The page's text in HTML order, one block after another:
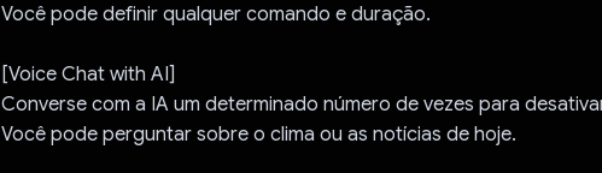
Você pode definir qualquer comando e duração.
[Voice Chat with AI]
Converse com a IA um determinado número de vezes para
Você pode perguntar sobre o clima ou as notícias de hoje.